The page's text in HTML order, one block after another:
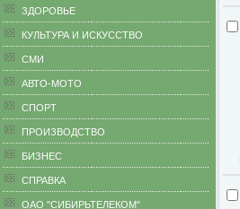
ЗДОРОВЬЕ
КУЛЬТУРА И ИСКУССТВО
СМИ
АВТО-МОТО
СПОРТ
ПРОИЗВОДСТВО
БИЗНЕС
CПРАВКА
ОАО "СИБИРЬТЕЛЕКОМ"